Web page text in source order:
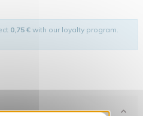
0,75 € with our loyalty program.